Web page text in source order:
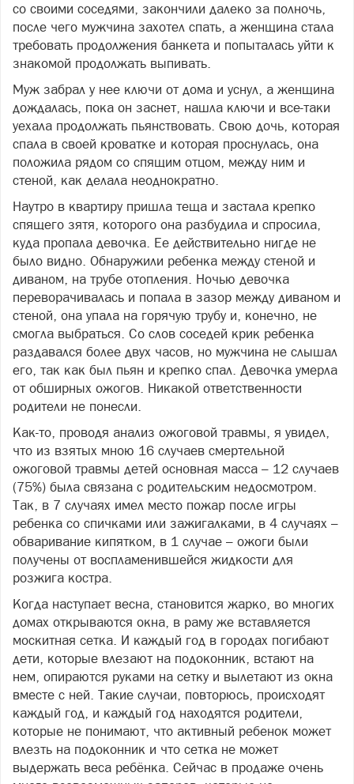
со своими соседями, закончили далеко за полночь,
после чего мужчина захотел спать, а женщина стала
требовать продолжения банкета и попыталась уйти к
знакомой продолжать выпивать.
Муж забрал у нее ключи от дома и уснул, а женщина
дождалась, пока он заснет, нашла ключи и все-таки
уехала продолжать пьянствовать. Свою дочь, которая
спала в своей кроватке и которая проснулась, она
положила рядом со спящим отцом, между ним и
стеной, как делала неоднократно.
Наутро в квартиру пришла теща и застала крепко
спящего зятя, которого она разбудила и спросила,
куда пропала девочка. Ее действительно нигде не
было видно. Обнаружили ребенка между стеной и
диваном, на трубе отопления. Ночью девочка
переворачивалась и попала в зазор между диваном и
стеной, она упала на горячую трубу и, конечно, не
смогла выбраться. Со слов соседей крик ребенка
раздавался более двух часов, но мужчина не слышал
его, так как был пьян и крепко спал. Девочка умерла
от обширных ожогов. Никакой ответственности
родители не понесли.
Как-то, проводя анализ ожоговой травмы, я увидел,
что из взятых мною 16 случаев смертельной
ожоговой травмы детей основная масса – 12 случаев
(75%) была связана с родительским недосмотром.
Так, в 7 случаях имел место пожар после игры
ребенка со спичками или зажигалками, в 4 случаях –
обваривание кипятком, в 1 случае – ожоги были
получены от воспламенившейся жидкости для
розжига костра.
Когда наступает весна, становится жарко, во многих
домах открываются окна, в раму же вставляется
москитная сетка. И каждый год в городах погибают
дети, которые влезают на подоконник, встают на
нем, опираются руками на сетку и вылетают из окна
вместе с ней. Такие случаи, повторюсь, происходят
каждый год, и каждый год находятся родители,
которые не понимают, что активный ребенок может
влезть на подоконник и что сетка не может
выдержать веса ребёнка. Сейчас в продаже очень